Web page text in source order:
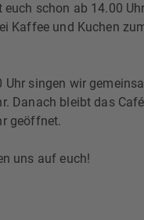
euch schon ab 14.00
Kaffee und Kuchen
Uhr singen wir
Danach bleibt das
geöffnet.
uns auf euch!